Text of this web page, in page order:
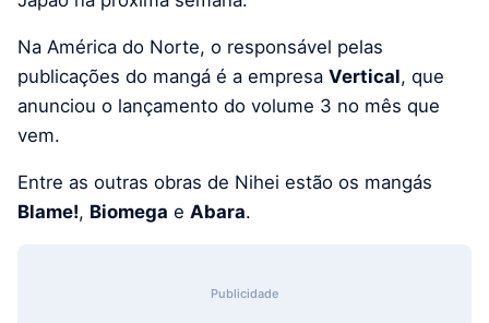
Na América do Norte, o responsável pelas
publicações do mangá é a empresa Vertical, que
anunciou o lançamento do volume 3 no mês que
vem.
Entre as outras obras de Nihei estão os mangás
Blame!, Biomega e Abara.
Publicidade